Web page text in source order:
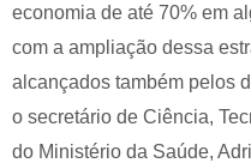
economia de até 70% em
com a ampliação dessa
alcançados também pelos
o secretário de Ciência,
do Ministério da Saúde,